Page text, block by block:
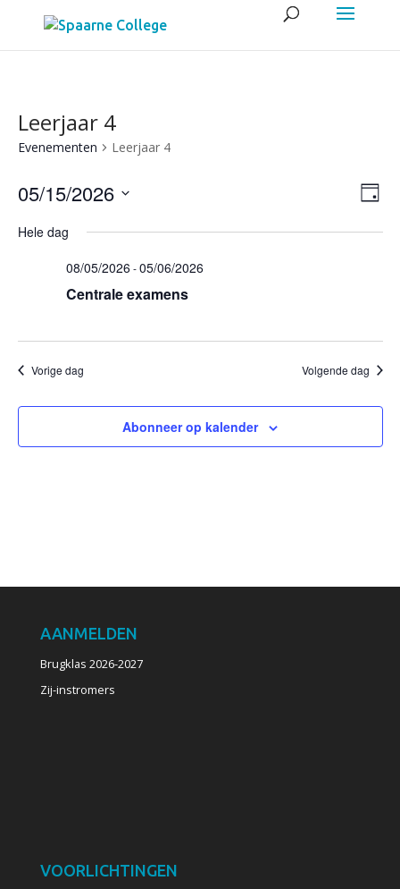
Leerjaar 4
Evenementen Leerjaar 4
Dag
05/15/2026
Hele dag
08/05/2026 -05/06/2026
Centrale examens
Vorige dag Volgende dag
Abonneer op kalender
AANMELDEN
Brugklas 2026-2027
Zij-instromers
VOORLICHTINGEN